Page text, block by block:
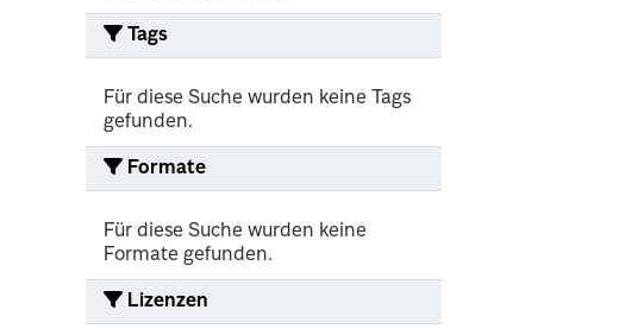
Tags
Für diese Suche wurden keine Tags
gefunden.
Formate
Für diese Suche wurden keine
Formate gefunden.
Lizenzen